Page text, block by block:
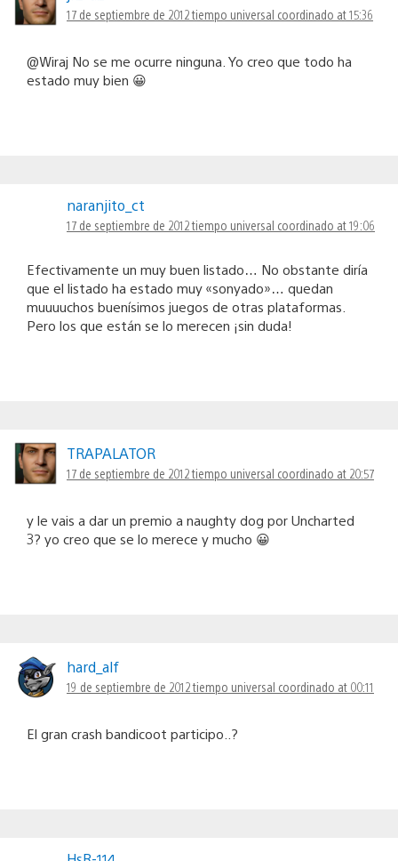
17 de septiembre de 2012 tiempo universal coordinado at 15:36
@Wiraj No se me ocurre ninguna. Yo creo que todo ha
estado muy bien 😀
naranjito_ct
17 de septiembre de 2012 tiempo universal coordinado at 19:06
Efectivamente un muy buen listado… No obstante diría
que el listado ha estado muy «sonyado»… quedan
muuuuchos buenísimos juegos de otras plataformas.
Pero los que están se lo merecen ¡sin duda!
TRAPALATOR
17 de septiembre de 2012 tiempo universal coordinado at 20:57
y le vais a dar un premio a naughty dog por Uncharted
3? yo creo que se lo merece y mucho 😀
hard_alf
19 de septiembre de 2012 tiempo universal coordinado at 00:11
El gran crash bandicoot participo..?